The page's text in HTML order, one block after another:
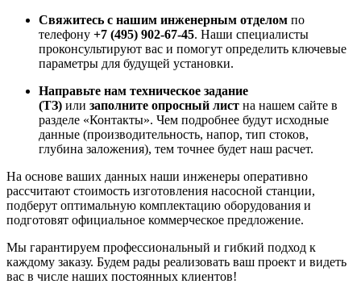
Свяжитесь с нашим инженерным отделом по
телефону +7 (495) 902-67-45. Наши специалисты
проконсультируют вас и помогут определить ключевые
параметры для будущей установки.
Направьте нам техническое задание
(ТЗ) или заполните опросный лист на нашем сайте в
разделе «Контакты». Чем подробнее будут исходные
данные (производительность, напор, тип стоков,
глубина заложения), тем точнее будет наш расчет.
На основе ваших данных наши инженеры оперативно
рассчитают стоимость изготовления насосной станции,
подберут оптимальную комплектацию оборудования и
подготовят официальное коммерческое предложение.
Мы гарантируем профессиональный и гибкий подход к
каждому заказу. Будем рады реализовать ваш проект и видеть
вас в числе наших постоянных клиентов!